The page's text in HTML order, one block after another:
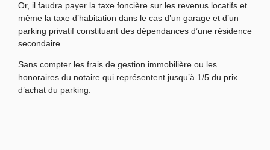
Or, il faudra payer la taxe foncière sur les revenus locatifs et
même la taxe d’habitation dans le cas d’un garage et d’un
parking privatif constituant des dépendances d’une résidence
secondaire.
Sans compter les frais de gestion immobilière ou les
honoraires du notaire qui représentent jusqu’à 1/5 du prix
d’achat du parking.